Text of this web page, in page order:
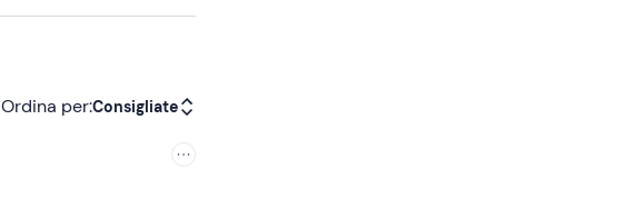
Ordina per:Consigliate